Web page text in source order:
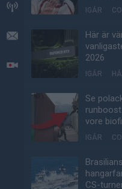
HÄNDELSER
LIVESÄNDNINGAR
IGÅR
Här är
2026
IGÅR
Se
vore
IGÅR
CS-